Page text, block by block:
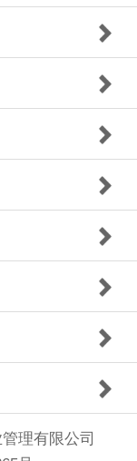
理有限公司